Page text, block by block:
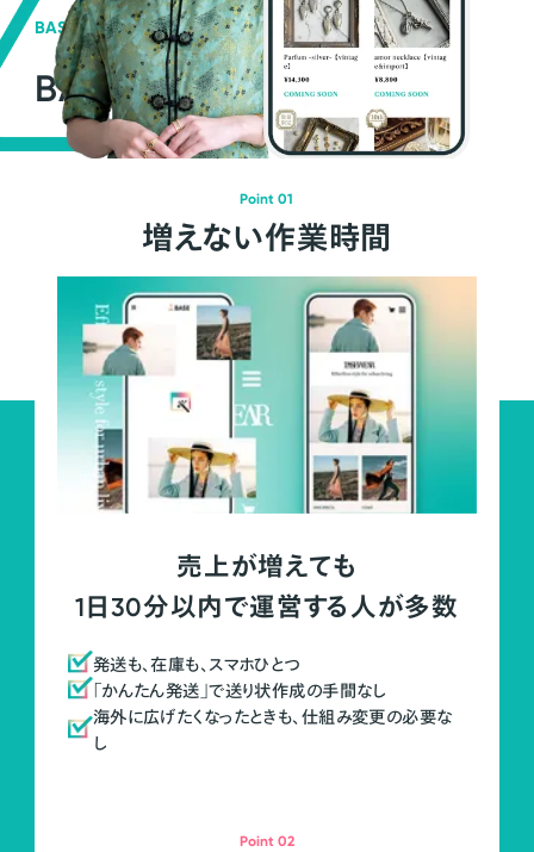
BASEの強み
BASEが強い3つの理由
Point 01
増えない作業時間
売上が増えても
1日30分以内で運営する人が多数
発送も、在庫も、スマホひとつ
「かんたん発送」で送り状作成の手間なし
海外に広げたくなったときも、仕組み変更の必要な
し
Point 02